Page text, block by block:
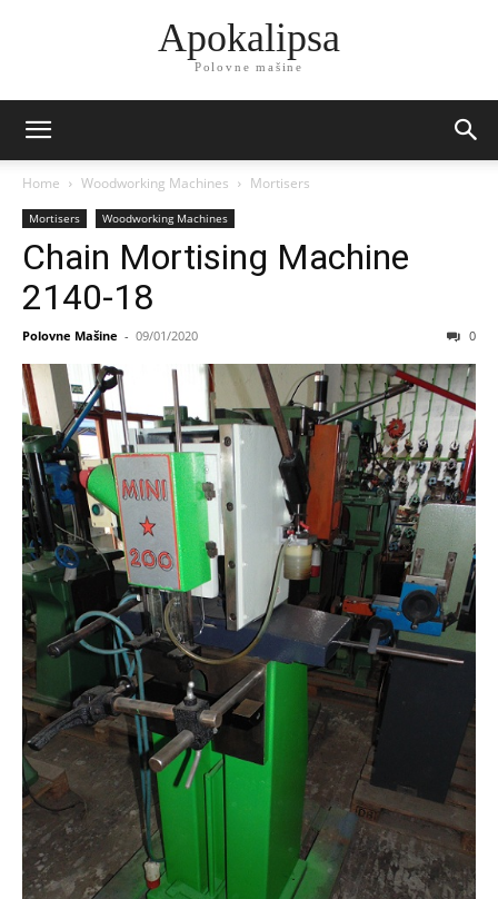
Apokalipsa
Polovne mašine
Home Woodworking Machines Mortisers
Mortisers Woodworking Machines
Chain Mortising Machine
2140-18
Polovne Mašine - 09/01/2020 0